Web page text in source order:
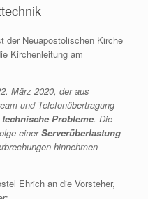
der Neuapostolischen Kirche
Kirchenleitung am
März 2020, der aus
und Telefonübertragung
technische Probleme. Die
einerServerüberlastung
hinnehmen
Ehrich an die Vorsteher,